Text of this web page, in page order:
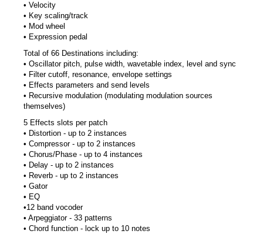
• Velocity
• Key scaling/track
• Mod wheel
• Expression pedal
Total of 66 Destinations including:
• Oscillator pitch, pulse width, wavetable index, level and sync
• Filter cutoff, resonance, envelope settings
• Effects parameters and send levels
• Recursive modulation (modulating modulation sources
themselves)
5 Effects slots per patch
• Distortion - up to 2 instances
• Compressor - up to 2 instances
• Chorus/Phase - up to 4 instances
• Delay - up to 2 instances
• Reverb - up to 2 instances
• Gator
• EQ
•12 band vocoder
• Arpeggiator - 33 patterns
• Chord function - lock up to 10 notes